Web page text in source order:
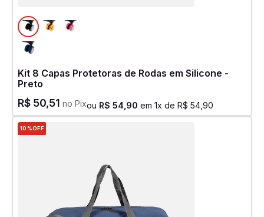
Kit 8 Capas Protetoras de Rodas em Silicone -
Preto
R$ 50,51 no Pixou R$ 54 90 em 1x de R$ 54 90
10%OFF